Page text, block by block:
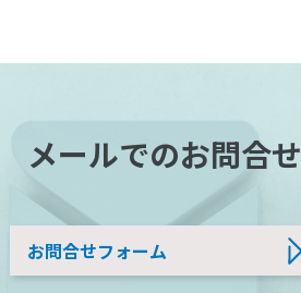
メールでのお問合せ
お問合せフォーム